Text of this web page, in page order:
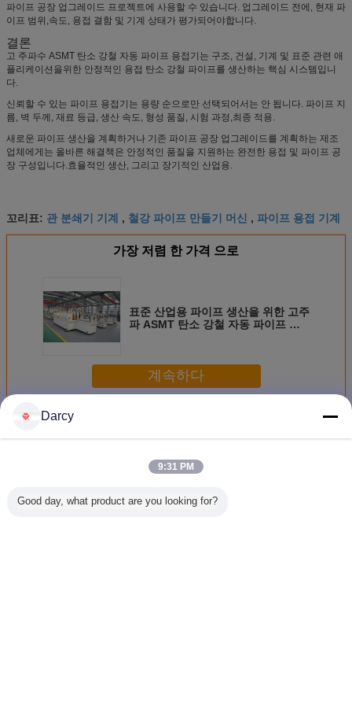
파이프 공장 업그레이드 프로젝트에 사용할 수 있습니다. 업그레이드 전에, 현재 파
이프 범위,속도, 용접 결함 및 기계 상태가 평가되어야합니다.
결론
고 주파수 ASMT 탄소 강철 자동 파이프 용접기는 구조, 건설, 기계 및 표준 관련 애
플리케이션을위한 안정적인 용접 탄소 강철 파이프를 생산하는 핵심 시스템입니
다.
신뢰할 수 있는 파이프 용접기는 용량 순으로만 선택되어서는 안 됩니다. 파이프 지
름, 벽 두께, 재료 등급, 생산 속도, 형성 품질, 시험 과정,최종 적용.
새로운 파이프 생산을 계획하거나 기존 파이프 공장 업그레이드를 계획하는 제조
업체에게는 올바른 해결책은 안정적인 품질을 지원하는 완전한 용접 및 파이프 공
장 구성입니다.효율적인 생산, 그리고 장기적인 산업용.
꼬리표: 관 분쇄기 기계 , 철강 파이프 만들기 머신 , 파이프 용접 기계
가장 저렴 한 가격 으로
표준 산업용 파이프 생산을 위한 고주
파 ASMT 탄소 강철 자동 파이프 용
계속하다
더 많은 것관 축융기
건축 둥근 관을 위
큰 크기 탄소 강관
Darcy
9:31 PM
Good day, what product are you looking for?